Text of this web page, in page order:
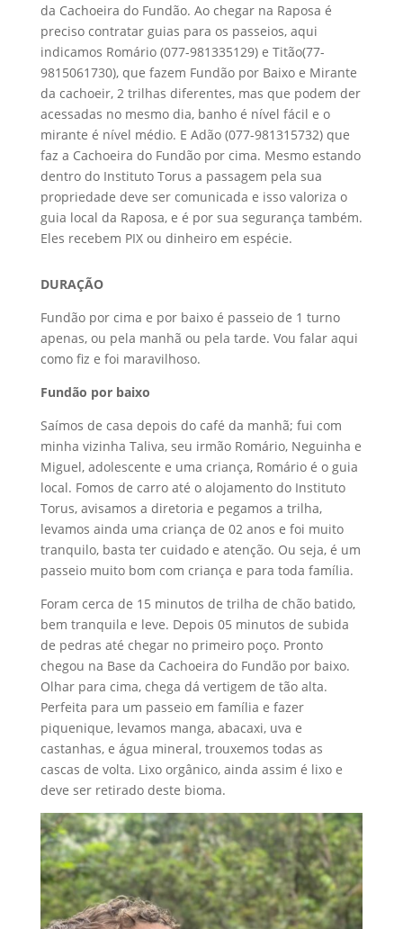
da Cachoeira do Fundão. Ao chegar na Raposa é
preciso contratar guias para os passeios, aqui
indicamos Romário (077-981335129) e Titão(77-
9815061730), que fazem Fundão por Baixo e Mirante
da cachoeir, 2 trilhas diferentes, mas que podem der
acessadas no mesmo dia, banho é nível fácil e o
mirante é nível médio. E Adão (077-981315732) que
faz a Cachoeira do Fundão por cima. Mesmo estando
dentro do Instituto Torus a passagem pela sua
propriedade deve ser comunicada e isso valoriza o
guia local da Raposa, e é por sua segurança também.
Eles recebem PIX ou dinheiro em espécie.
DURAÇÃO
Fundão por cima e por baixo é passeio de 1 turno
apenas, ou pela manhã ou pela tarde. Vou falar aqui
como fiz e foi maravilhoso.
Fundão por baixo
Saímos de casa depois do café da manhã; fui com
minha vizinha Taliva, seu irmão Romário, Neguinha e
Miguel, adolescente e uma criança, Romário é o guia
local. Fomos de carro até o alojamento do Instituto
Torus, avisamos a diretoria e pegamos a trilha,
levamos ainda uma criança de 02 anos e foi muito
tranquilo, basta ter cuidado e atenção. Ou seja, é um
passeio muito bom com criança e para toda família.
Foram cerca de 15 minutos de trilha de chão batido,
bem tranquila e leve. Depois 05 minutos de subida
de pedras até chegar no primeiro poço. Pronto
chegou na Base da Cachoeira do Fundão por baixo.
Olhar para cima, chega dá vertigem de tão alta.
Perfeita para um passeio em família e fazer
piquenique, levamos manga, abacaxi, uva e
castanhas, e água mineral, trouxemos todas as
cascas de volta. Lixo orgânico, ainda assim é lixo e
deve ser retirado deste bioma.